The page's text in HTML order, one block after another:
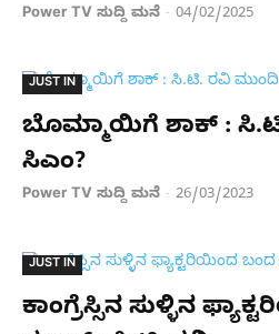
Power TV ಸುದ್ದಿ ಮನೆ - 04/02/2025
JUST IN
ಬೊಮ್ಮಾಯಿಗೆ ಶಾಕ್ :
ಸಿಎಂ?
Power TV ಸುದ್ದಿ ಮನೆ - 26/03/2023
JUST IN
ಕಾಂಗ್ರೆಸ್ಸಿನ ಸುಳ್ಳಿನ